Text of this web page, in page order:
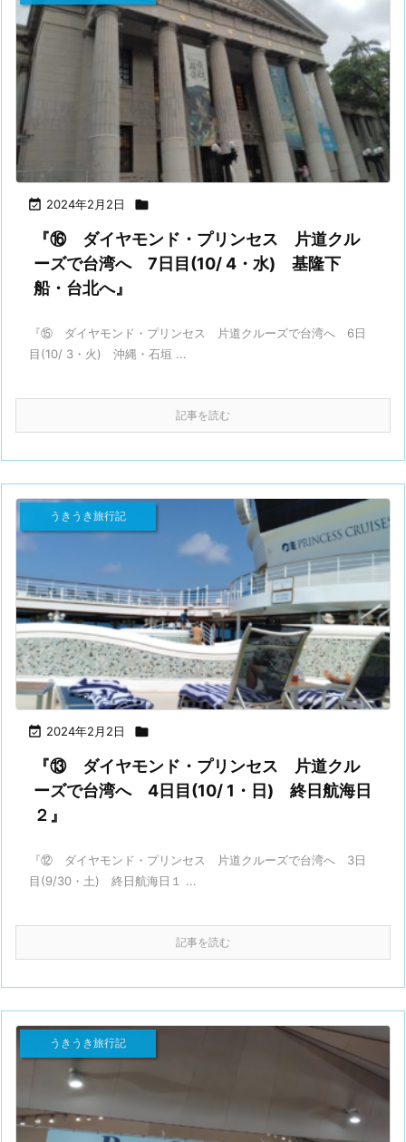
 2024年2月2日 
『⑯ ダイヤモンド・プリンセス 片道クル
ーズで台湾へ 7日目(10/ 4・水) 基隆下
船・台北へ』
『⑮ ダイヤモンド・プリンセス 片道クルーズで台湾へ 6日
目(10/ 3・火) 沖縄・石垣 ...
記事を読む
 2024年2月2日 
うきうき旅行記
『⑬ ダイヤモンド・プリンセス 片道クル
ーズで台湾へ 4日目(10/ 1・日) 終日航海日
２』
『⑫ ダイヤモンド・プリンセス 片道クルーズで台湾へ 3日
目(9/30・土) 終日航海日１ ...
記事を読む
うきうき旅行記